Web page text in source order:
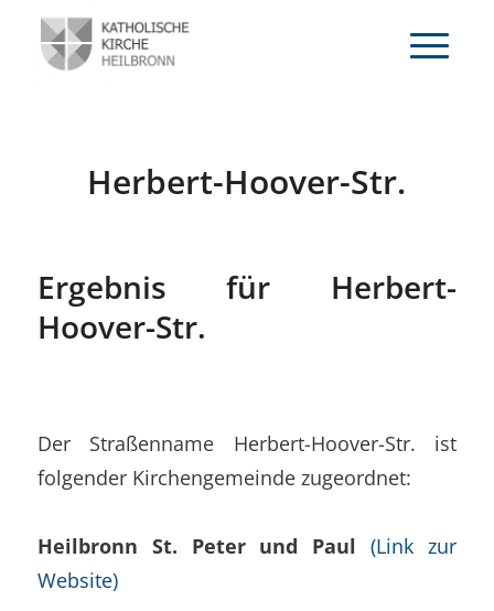
Herbert-Hoover-Str.
Ergebnis für Herbert-
Hoover-Str.
Der Straßenname Herbert-Hoover-Str. ist
folgender Kirchengemeinde zugeordnet:
Heilbronn St. Peter und Paul(Link zur
Website)